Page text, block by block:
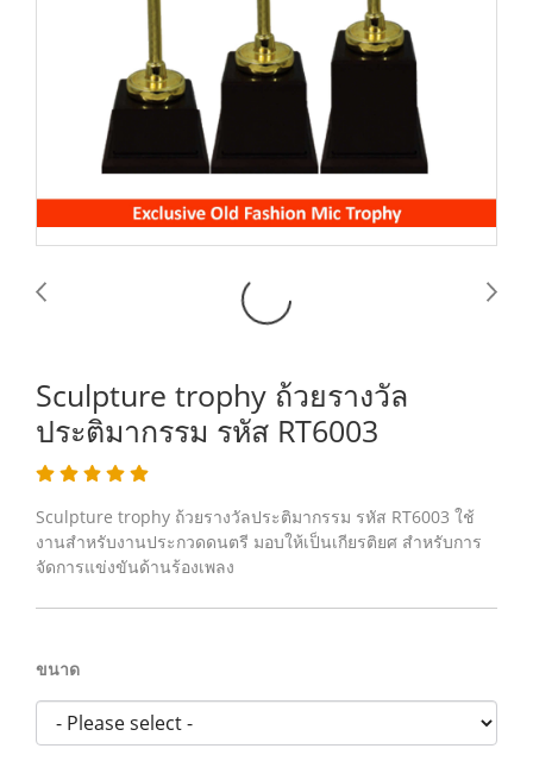
Sculpture trophy ถ้วยรางวัล
ประติมากรรม รหัส RT6003
Sculpture trophy ถ้วยรางวัลประติมากรรม รหัส RT6003 ใช้
งานสำหรับงานประกวดดนตรี มอบให้เป็นเกียรติยศ สำหรับการ
จัดการแข่งขันด้านร้องเพลง
ขนาด